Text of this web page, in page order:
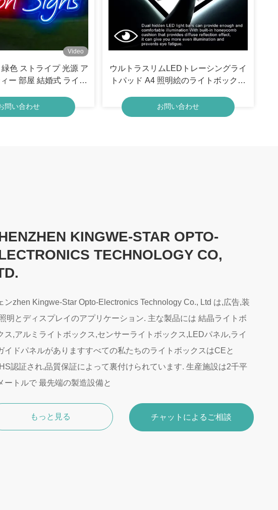
Video
色 ストライプ 光源 ア
ー 部屋 結婚式 ライト
問い合わせ
ウルトラスリムLEDトレーシングライ
トパッド A4 照明絵のライトボックス
お問い合わせ
KINGWE-STAR OPTO-
TECHNOLOGY CO,
ンzhen Kingwe-Star Opto-Electronics Technology Co., Ltd は,広告,装
明とディスプレイのアプリケーション. 主な製品には 結晶ライトボ
ス,アルミライトボックス,センサーライトボックス,LEDパネル,ライ
イドパネルがありますすべての私たちのライトボックスはCEと
認証され,品質保証によって裏付けられています. 生産施設は2千平
ートルで 最先端の製造設備と
もっと見る チャットによるご相談